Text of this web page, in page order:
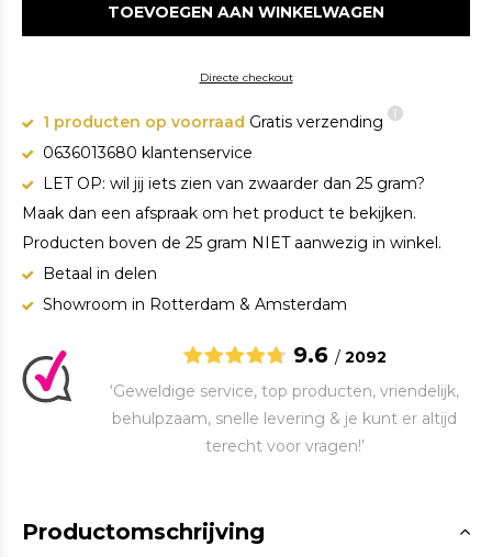
TOEVOEGEN AAN WINKELWAGEN
Directe checkout
1 producten op voorraad Gratis verzending
0636013680 klantenservice
LET OP: wil jij iets zien van zwaarder dan 25 gram?
Maak dan een afspraak om het product te bekijken.
Producten boven de 25 gram NIET aanwezig in winkel.
Betaal in delen
Showroom in Rotterdam & Amsterdam
9.6 / 2092
‘Geweldige service, top producten, vriendelijk,
behulpzaam, snelle levering & je kunt er altijd
terecht voor vragen!’
Productomschrijving